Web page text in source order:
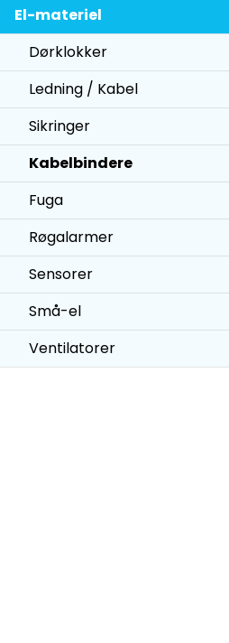
El-materiel
Dørklokker
Ledning / Kabel
Sikringer
Kabelbindere
Fuga
Røgalarmer
Sensorer
Små-el
Ventilatorer